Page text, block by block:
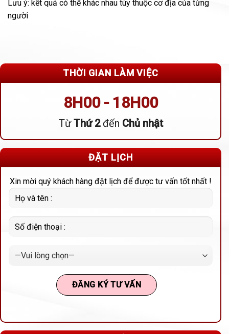
Lưu ý: kết quả có thể khác nhau tùy thuộc cơ địa của từng
người
THỜI GIAN LÀM VIỆC
8H00 - 18H00
TừThứ 2đến Chủ nhật
ĐẶT LỊCH
Xin mời quý khách hàng đặt lịch để được tư vấn tốt nhất !